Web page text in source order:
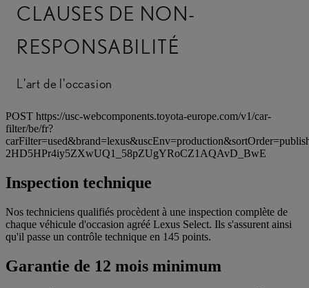
CLAUSES DE NON-
RESPONSABILITÉ
L'art de l'occasion
POST https://usc-webcomponents.toyota-europe.com/v1/car-
filter/be/fr?
2HD5HPr4iy5ZXwUQ1_58pZUgYRoCZ1AQAvD_BwE
Inspection technique
Nos techniciens qualifiés procèdent à une inspection complète de
chaque véhicule d'occasion agréé Lexus Select. Ils s'assurent ainsi
qu'il passe un contrôle technique en 145 points.
Garantie de 12 mois minimum